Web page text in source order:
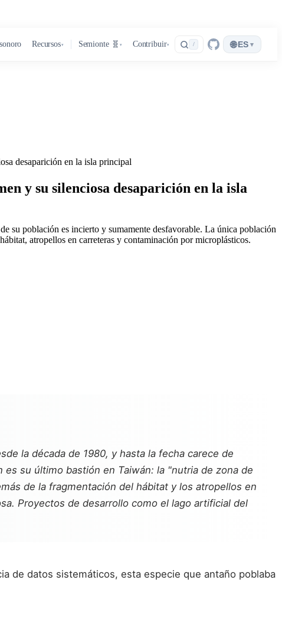
Recursos▾ Semionte 🧬 ▾ Contribuir▾ / 🌐 ES ▾
desaparición en la isla principal
y su silenciosa desaparición en la isla
su población es incierto y sumamente desfavorable. La única población
atropellos en carreteras y contaminación por microplásticos.
la década de 1980, y hasta la fecha carece de
su último bastión en Taiwán: la "nutria de zona de
de la fragmentación del hábitat y los atropellos en
Proyectos de desarrollo como el lago artificial del
de datos sistemáticos, esta especie que antaño poblaba